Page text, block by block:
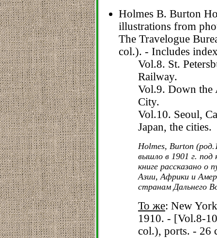
Holmes B. Burton
illustrations from
The Travelogue
col.). - Includes
Vol.8. St.
Railway.
Vol.9. Down the
City.
Vol.10. Seoul,
Japan, the cities.
Holmes, Burton
вышло в 1901 г. под
книге рассказано
Азии, Африки и
странам Дальнего
То же: New
1910. - [Vol.8-
col.), ports. - 26